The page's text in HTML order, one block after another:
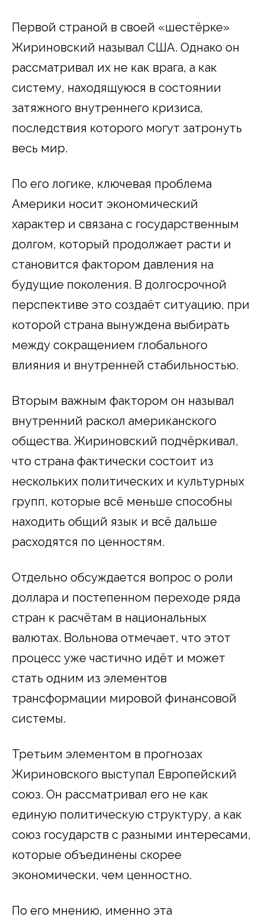
Первой страной в своей «шестёрке»
Жириновский называл США. Однако он
рассматривал их не как врага, а как
систему, находящуюся в состоянии
затяжного внутреннего кризиса,
последствия которого могут затронуть
весь мир.
По его логике, ключевая проблема
Америки носит экономический
характер и связана с государственным
долгом, который продолжает расти и
становится фактором давления на
будущие поколения. В долгосрочной
перспективе это создаёт ситуацию, при
которой страна вынуждена выбирать
между сокращением глобального
влияния и внутренней стабильностью.
Вторым важным фактором он называл
внутренний раскол американского
общества. Жириновский подчёркивал,
что страна фактически состоит из
нескольких политических и культурных
групп, которые всё меньше способны
находить общий язык и всё дальше
расходятся по ценностям.
Отдельно обсуждается вопрос о роли
доллара и постепенном переходе ряда
стран к расчётам в национальных
валютах. Вольнова отмечает, что этот
процесс уже частично идёт и может
стать одним из элементов
трансформации мировой финансовой
системы.
Третьим элементом в прогнозах
Жириновского выступал Европейский
союз. Он рассматривал его не как
единую политическую структуру, а как
союз государств с разными интересами,
которые объединены скорее
экономически, чем ценностно.
По его мнению, именно эта